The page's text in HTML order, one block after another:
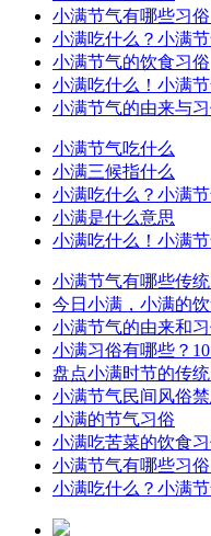
小满节气有哪些习
小满吃什么？小满
小满节气的饮食习俗
小满吃什么！小满
小满节气的由来与
小满节气吃什么
小满三候指什么
小满吃什么？小满
小满是什么意思
小满吃什么！小满
小满节气有哪些传
今日小满，小满的
小满节气的由来和
小满习俗有哪些？
盘点小满时节的传
小满节气民间风俗
小满的节气习俗
小满吃苦菜的饮食
小满节气有哪些习
小满吃什么？小满